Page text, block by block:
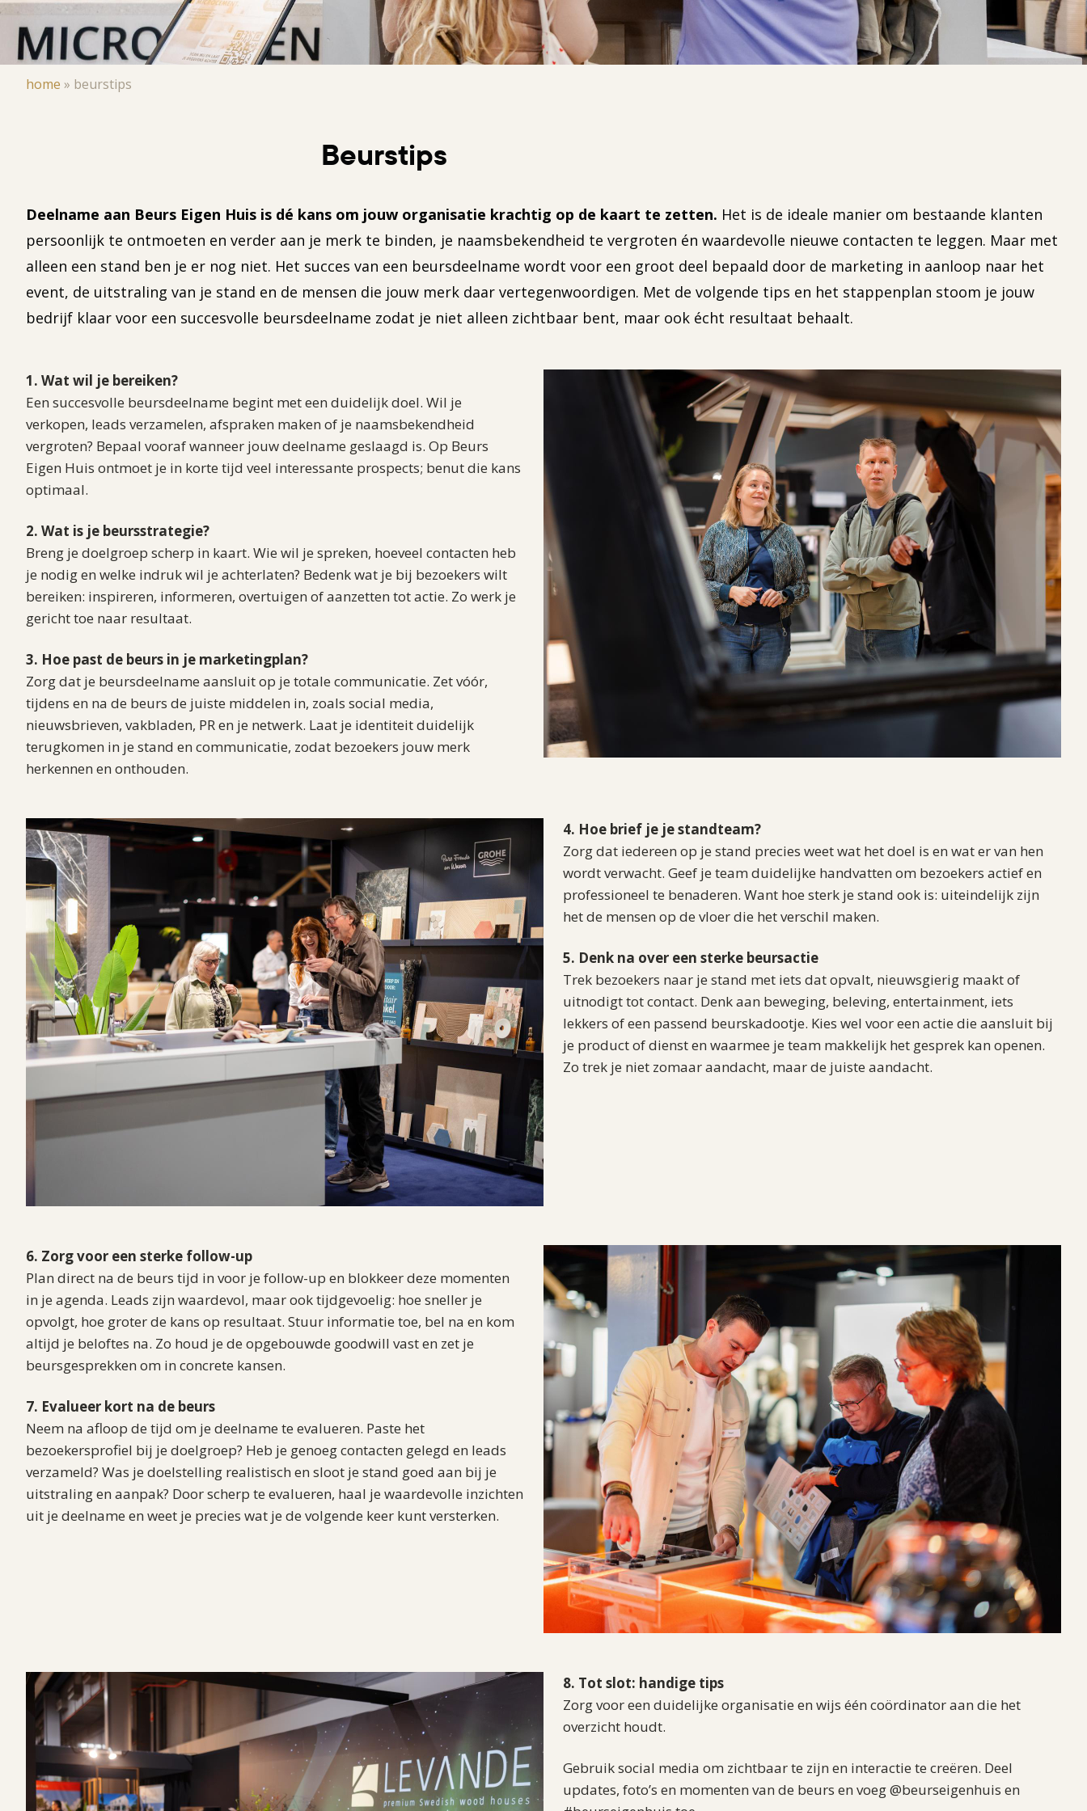
Kruimelpad
home » beurstips
Beurstips
Deelname aan Beurs Eigen Huis is dé kans om jouw organisatie krachtig op de kaart te zetten. Het is de ideale manier om bestaande klanten
persoonlijk te ontmoeten en verder aan je merk te binden, je naamsbekendheid te vergroten én waardevolle nieuwe contacten te leggen. Maar met
alleen een stand ben je er nog niet. Het succes van een beursdeelname wordt voor een groot deel bepaald door de marketing in aanloop naar het
event, de uitstraling van je stand en de mensen die jouw merk daar vertegenwoordigen. Met de volgende tips en het stappenplan stoom je jouw
bedrijf klaar voor een succesvolle beursdeelname zodat je niet alleen zichtbaar bent, maar ook écht resultaat behaalt.
1. Wat wil je bereiken?
Een succesvolle beursdeelname begint met een duidelijk doel. Wil je
verkopen, leads verzamelen, afspraken maken of je naamsbekendheid
vergroten? Bepaal vooraf wanneer jouw deelname geslaagd is. Op Beurs
Eigen Huis ontmoet je in korte tijd veel interessante prospects; benut die kans
optimaal.
2. Wat is je beursstrategie?
Breng je doelgroep scherp in kaart. Wie wil je spreken, hoeveel contacten heb
je nodig en welke indruk wil je achterlaten? Bedenk wat je bij bezoekers wilt
bereiken: inspireren, informeren, overtuigen of aanzetten tot actie. Zo werk je
gericht toe naar resultaat.
3. Hoe past de beurs in je marketingplan?
Zorg dat je beursdeelname aansluit op je totale communicatie. Zet vóór,
tijdens en na de beurs de juiste middelen in, zoals social media,
nieuwsbrieven, vakbladen, PR en je netwerk. Laat je identiteit duidelijk
terugkomen in je stand en communicatie, zodat bezoekers jouw merk
herkennen en onthouden.
4. Hoe brief je je standteam?
Zorg dat iedereen op je stand precies weet wat het doel is en wat er van hen
wordt verwacht. Geef je team duidelijke handvatten om bezoekers actief en
professioneel te benaderen. Want hoe sterk je stand ook is: uiteindelijk zijn
het de mensen op de vloer die het verschil maken.
5. Denk na over een sterke beursactie
Trek bezoekers naar je stand met iets dat opvalt, nieuwsgierig maakt of
uitnodigt tot contact. Denk aan beweging, beleving, entertainment, iets
lekkers of een passend beurskadootje. Kies wel voor een actie die aansluit bij
je product of dienst en waarmee je team makkelijk het gesprek kan openen.
Zo trek je niet zomaar aandacht, maar de juiste aandacht.
6. Zorg voor een sterke follow-up
Plan direct na de beurs tijd in voor je follow-up en blokkeer deze momenten
in je agenda. Leads zijn waardevol, maar ook tijdgevoelig: hoe sneller je
opvolgt, hoe groter de kans op resultaat. Stuur informatie toe, bel na en kom
altijd je beloftes na. Zo houd je de opgebouwde goodwill vast en zet je
beursgesprekken om in concrete kansen.
7. Evalueer kort na de beurs
Neem na afloop de tijd om je deelname te evalueren. Paste het
bezoekersprofiel bij je doelgroep? Heb je genoeg contacten gelegd en leads
verzameld? Was je doelstelling realistisch en sloot je stand goed aan bij je
uitstraling en aanpak? Door scherp te evalueren, haal je waardevolle inzichten
uit je deelname en weet je precies wat je de volgende keer kunt versterken.
8. Tot slot: handige tips
Zorg voor een duidelijke organisatie en wijs één coördinator aan die het
overzicht houdt.
Gebruik social media om zichtbaar te zijn en interactie te creëren. Deel
updates, foto’s en momenten van de beurs en voeg @beurseigenhuis en